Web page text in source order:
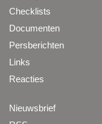
Checklists
Documenten
Persberichten
Links
Reacties
Nieuwsbrief